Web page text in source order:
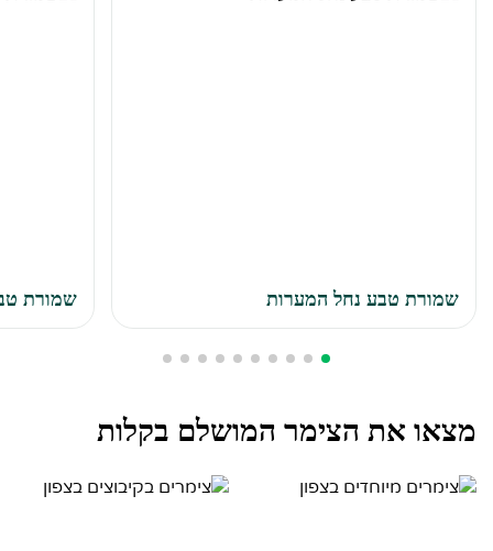
שמורת טבע נחל המערות שמורת
מצאו את הצימר המושלם בקלות